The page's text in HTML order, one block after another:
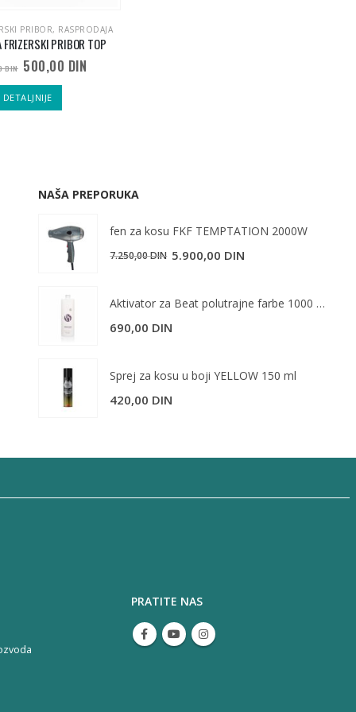
PRIBOR, RASPRODAJA
FRIZERSKI PRIBOR TOP
DIN Originalna
cena
je
bila:
1.450,00 DIN.
500,00 DIN
DETALJNIJE
NAŠA PREPORUKA
fen za kosu FKF TEMPTATION 2000W
7.250,00DIN 5.900,00 DIN
Aktivator za Beat polutrajne farbe 1000 ml
690,00 DIN
Sprej za kosu u boji YELLOW 150 ml
420,00 DIN
PRATITE NAS